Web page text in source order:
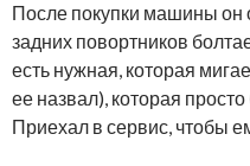
После покупки машины он
задних повортников
есть нужная, которая
ее назвал), которая
Приехал в сервис, чтобы